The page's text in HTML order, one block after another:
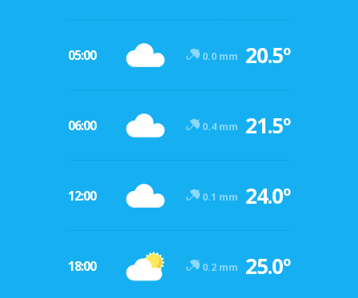
05:00 0.0 mm 20.5º
06:00 0.4 mm 21.5º
12:00 0.1 mm 24.0º
18:00 0.2 mm 25.0º